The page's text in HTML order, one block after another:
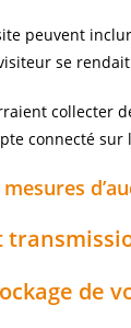
peuvent
se
collecter
connecté
de